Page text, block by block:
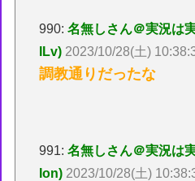
990:名無しさん＠実況は
ILv) 2023/10/28(土)
調教通りだったな
991:名無しさん＠実況は
Ion) 2023/10/28(土)